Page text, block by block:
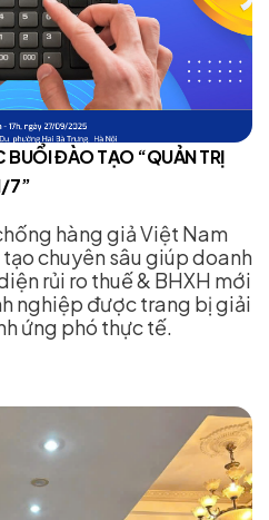
BUỔI ĐÀO TẠO “QUẢN TRỊ
7”
hàng giả Việt Nam
chuyên sâu giúp doanh
rủi ro thuế & BHXH mới
nghiệp được trang bị giải
ứng phó thực tế.